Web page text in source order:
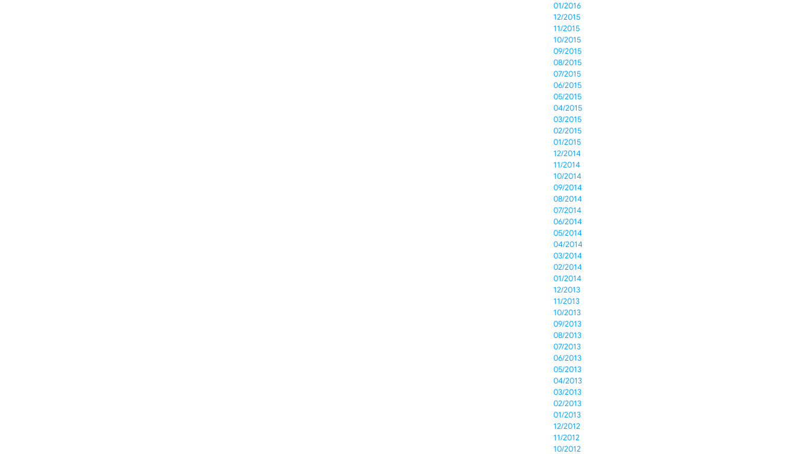
01/2016
12/2015
11/2015
10/2015
09/2015
08/2015
07/2015
06/2015
05/2015
04/2015
03/2015
02/2015
01/2015
12/2014
11/2014
10/2014
09/2014
08/2014
07/2014
06/2014
05/2014
04/2014
03/2014
02/2014
01/2014
12/2013
11/2013
10/2013
09/2013
08/2013
07/2013
06/2013
05/2013
04/2013
03/2013
02/2013
01/2013
12/2012
11/2012
10/2012